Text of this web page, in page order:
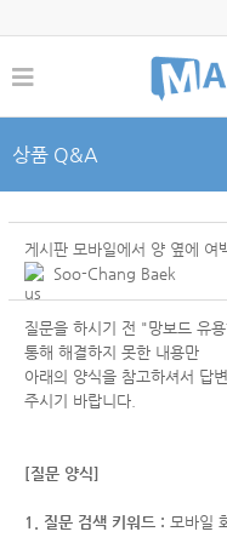
상품 Q&A
게시판 모바일에서 양 옆에 여
Soo-Chang Baek
질문을 하시기 전 "망보드 유
통해 해결하지 못한 내용만
아래의 양식을 참고하셔서 답
주시기 바랍니다.
[질문 양식]
1. 질문 검색 키워드 : 모바일